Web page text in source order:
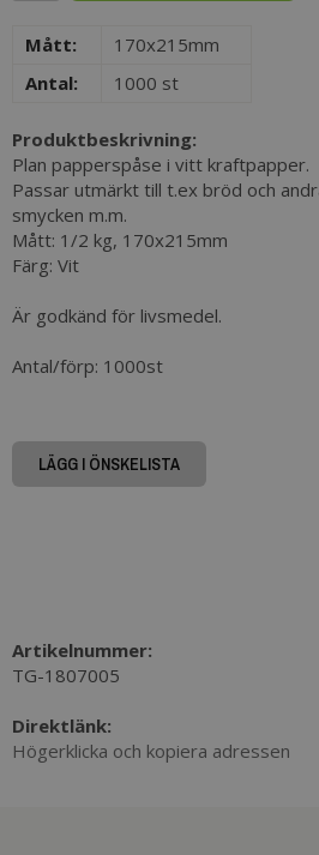
Mått:
170x215mm
Antal:
1000 st
Produktbeskrivning:
Plan papperspåse i vitt kraftpapper.
Passar utmärkt till t.ex bröd och
smycken m.m.
Mått: 1/2 kg, 170x215mm
Färg: Vit
Är godkänd för livsmedel.
Antal/förp: 1000st
LÄGG I ÖNSKELISTA
Artikelnummer:
TG-1807005
Direktlänk:
Högerklicka och kopiera adressen